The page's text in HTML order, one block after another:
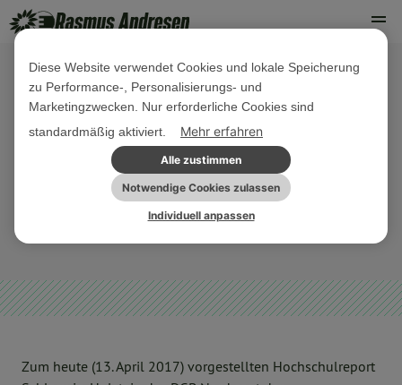
13. APRIL 2017
PM Gute Arbeitsbedingungen sind
Grundlage für erfolgreiche
Hochschulen
Zum heute (13. April 2017) vorgestellten Hochschulreport
Diese Website verwendet Cookies und lokale Speicherung
zu Performance-, Personalisierungs- und
Marketingzwecken. Nur erforderliche Cookies sind
standardmäßig aktiviert.
Mehr erfahren
Alle zustimmen
Notwendige Cookies zulassen
Individuell anpassen